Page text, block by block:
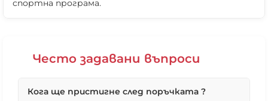
спортна програма.
Често задавани въпроси
Кога ще пристигне след поръчката ?
❌ Няма да получиш специални отстъпки